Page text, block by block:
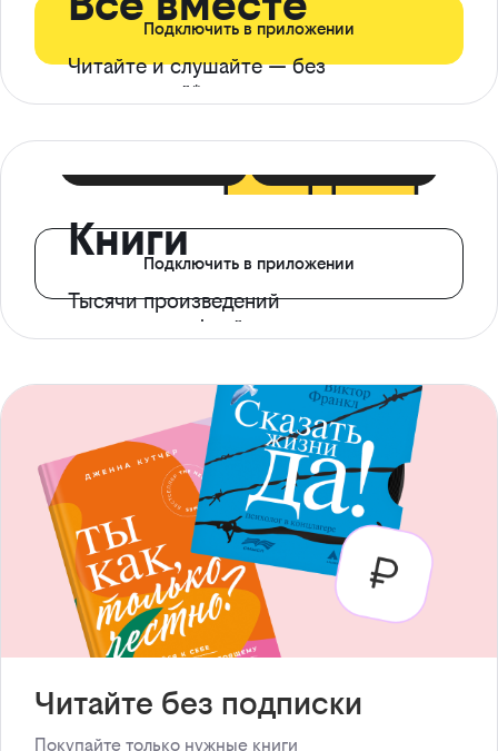
Читайте и слушайте — без
ограничений*
Подключить в приложении
Книги
Тысячи произведений
с доступом офлайн
Подключить в приложении
Читайте без подписки
Покупайте только нужные книги